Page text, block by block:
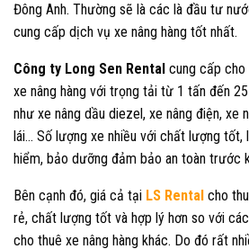
Đông Anh. Thường sẽ là các là đầu tư
cung cấp dịch vụ xe nâng hàng tốt nhất.
Công ty Long Sen Rental cung cấp cho
xe nâng hàng với trọng tải từ 1 tấn đến
như xe nâng dầu diezel, xe nâng điện, xe
lái… Số lượng xe nhiều với chất lượng tốt,
hiểm, bảo dưỡng đảm bảo an toàn trước
Bên cạnh đó, giá cả tại LS Rental cho
rẻ, chất lượng tốt và hợp lý hơn so với
cho thuê xe nâng hàng khác. Do đó rất